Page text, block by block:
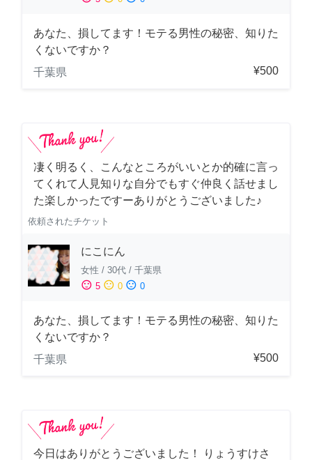
あなた、損してます！モテる男性の秘密、知りた
くないですか？
千葉県
¥500
凄く明るく、こんなところがいいとか的確に言っ
てくれて人見知りな自分でもすぐ仲良く話せまし
た楽しかったですーありがとうございました♪
依頼されたチケット
にこにん
女性 / 30代 / 千葉県
sentiment_satisfied 5 sentiment_neutral 0 sentiment_dissatisfied 0
あなた、損してます！モテる男性の秘密、知りた
くないですか？
千葉県
¥500
今日はありがとうございました！ りょうすけさ